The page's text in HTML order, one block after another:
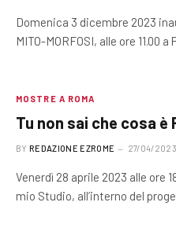
Domenica 3 dicembre 2023
MITO-MORFOSI, alle ore 11.00
MOSTRE A ROMA
Tu non sai che cosa è
BY REDAZIONE EZROME 27/04/2023
Venerdì 28 aprile 2023 alle ore
mio Studio, all’interno del